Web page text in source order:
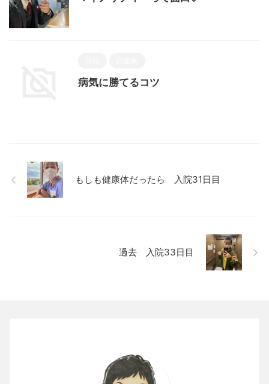
病気に勝てるコツ
もしも健康体だったら 入院31日目
過去 入院33日目